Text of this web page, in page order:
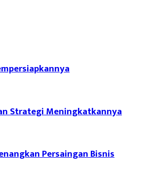
Strategi Meningkatkannya
Persaingan Bisnis